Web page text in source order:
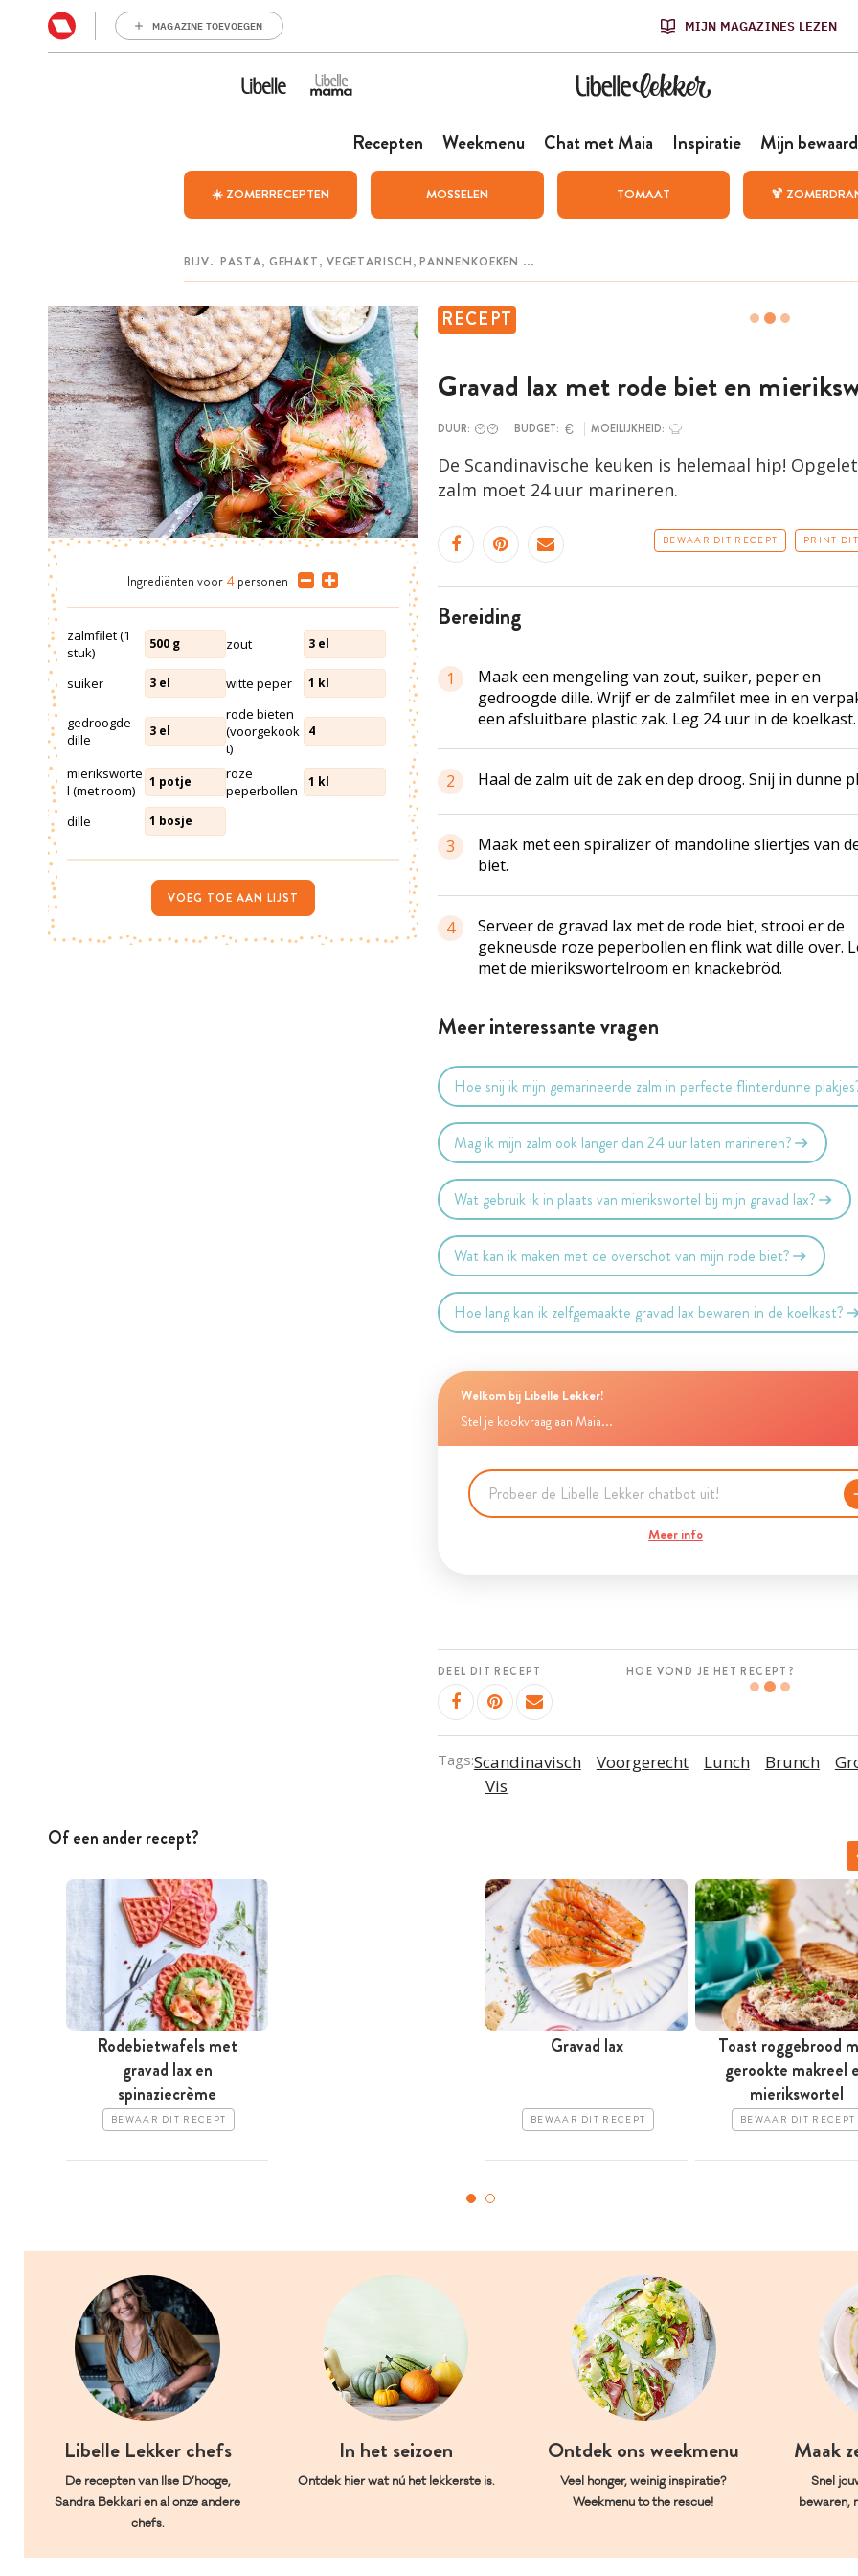
MAGAZINE TOEVOEGEN MIJN MAGAZINES LEZEN
Recepten Weekmenu Chat met Maia Inspiratie Mijn
☀️ ZOMERRECEPTEN MOSSELEN TOMAAT 🍹
RECEPT
Gravad lax met rode biet en
DUUR: BUDGET: MOEILIJKHEID:
De Scandinavische keuken is helemaal hip!
zalm moet 24 uur marineren.
BEWAAR DIT RECEPT PRINT
bereiding
1
Maak een mengeling van zout, suiker, peper en
gedroogde dille. Wrijf er de zalmfilet mee in en
een afsluitbare plastic zak. Leg 24 uur in de koelkast.
2 Haal de zalm uit de zak en dep droog. Snij in dunne
3
Maak met een spiralizer of mandoline sliertjes van
biet.
4
Serveer de gravad lax met de rode biet, strooi er de
gekneusde roze peperbollen en flink wat dille over.
met de mierikswortelroom en knackebröd.
Meer interessante vragen
Hoe snij ik mijn gemarineerde zalm in perfecte flinterdunne
Mag ik mijn zalm ook langer dan 24 uur laten marineren?
Wat gebruik ik in plaats van mierikswortel bij mijn gravad lax?
Wat kan ik maken met de overschot van mijn rode biet?
Hoe lang kan ik zelfgemaakte gravad lax bewaren in de koelkast?
Welkom bij Libelle Lekker!
Stel je kookvraag aan Maia...
Meer info
DEEL DIT RECEPT HOE VOND JE HET RECEPT?
Tags:Scandinavisch Voorgerecht Lunch Brunch
Vis
Ingrediënten voor 4 personen
zalmfilet (1
stuk)
500 g zout 3 el
suiker 3 el witte peper 1 kl
gedroogde
dille
3 el
rode bieten
(voorgekook
t)
4
mieriksworte
l (met room)
1 potje
roze
peperbollen
1 kl
dille 1 bosje
VOEG TOE AAN LIJST
Of een ander recept?
Rodebietwafels met
gravad lax en
spinaziecrème
BEWAAR DIT RECEPT
Gravad lax
BEWAAR DIT RECEPT
Toast roggebrood
gerookte makreel
mierikswortel
BEWAAR DIT RECEPT
Libelle Lekker chefs
De recepten van Ilse D’hooge,
Sandra Bekkari en al onze andere
chefs.
In het seizoen
Ontdek hier wat nú het lekkerste is.
Ontdek ons weekmenu
Veel honger, weinig inspiratie?
Weekmenu to the rescue!
Maak
Snel
bewaren,